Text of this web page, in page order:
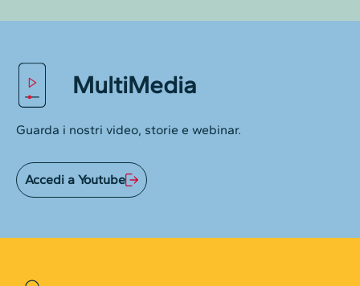
MultiMedia
Guarda i nostri video, storie e webinar.
Accedi a Youtube